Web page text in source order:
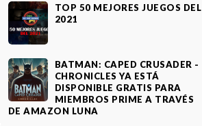
TOP 50 MEJORES JUEGOS DEL
2021
BATMAN: CAPED CRUSADER -
CHRONICLES YA ESTÁ
DISPONIBLE GRATIS PARA
MIEMBROS PRIME A TRAVÉS
DE AMAZON LUNA